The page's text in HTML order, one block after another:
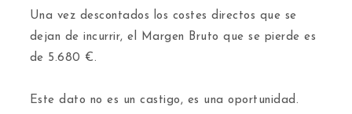
​Una vez descontados los costes directos que se
dejan de incurrir, el Margen Bruto que se pierde es
de 5.680 €.
​Este dato no es un castigo, es una oportunidad.